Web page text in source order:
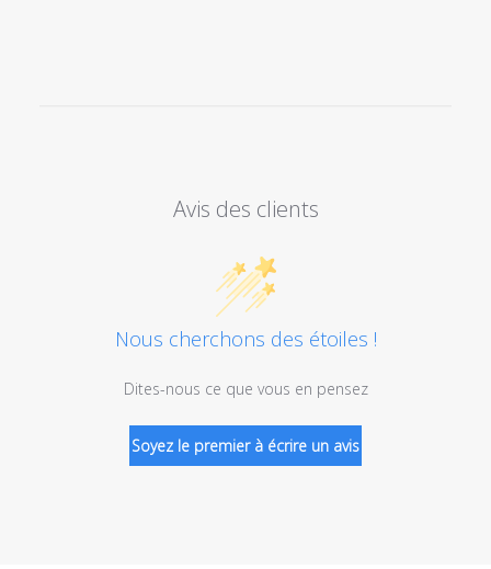
Avis des clients
Nous cherchons des étoiles !
Dites-nous ce que vous en pensez
Soyez le premier à écrire un avis